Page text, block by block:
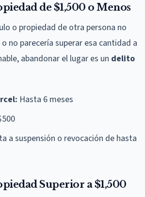
de $1,500 o Menos
o propiedad de otra persona no
no parecería superar esa cantidad a
abandonar el lugar es un delito
Hasta 6 meses
a suspensión o revocación de hasta
Superior a $1,500